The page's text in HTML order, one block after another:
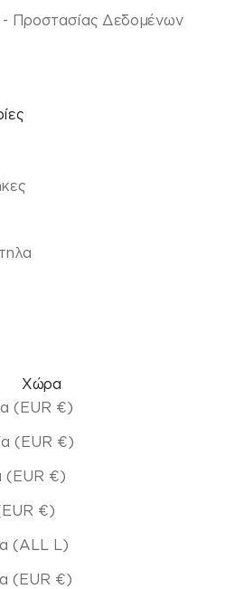
- Προστασίας Δεδομένων
Χώρα
(EUR €)
(EUR €)
(EUR €)
(EUR €)
(ALL L)
(EUR €)